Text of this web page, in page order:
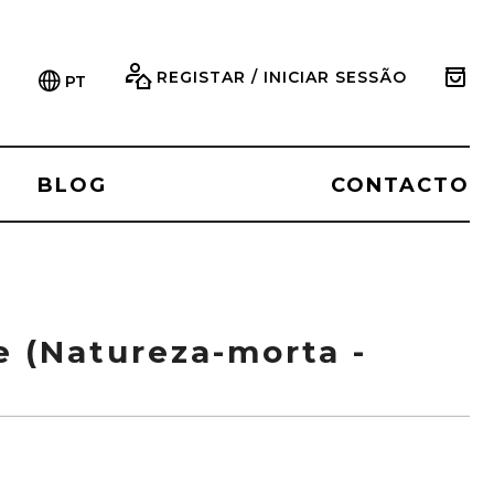
PT REGISTAR / INICIAR SESSÃO
BLOG CONTACTO
(Natureza-morta -